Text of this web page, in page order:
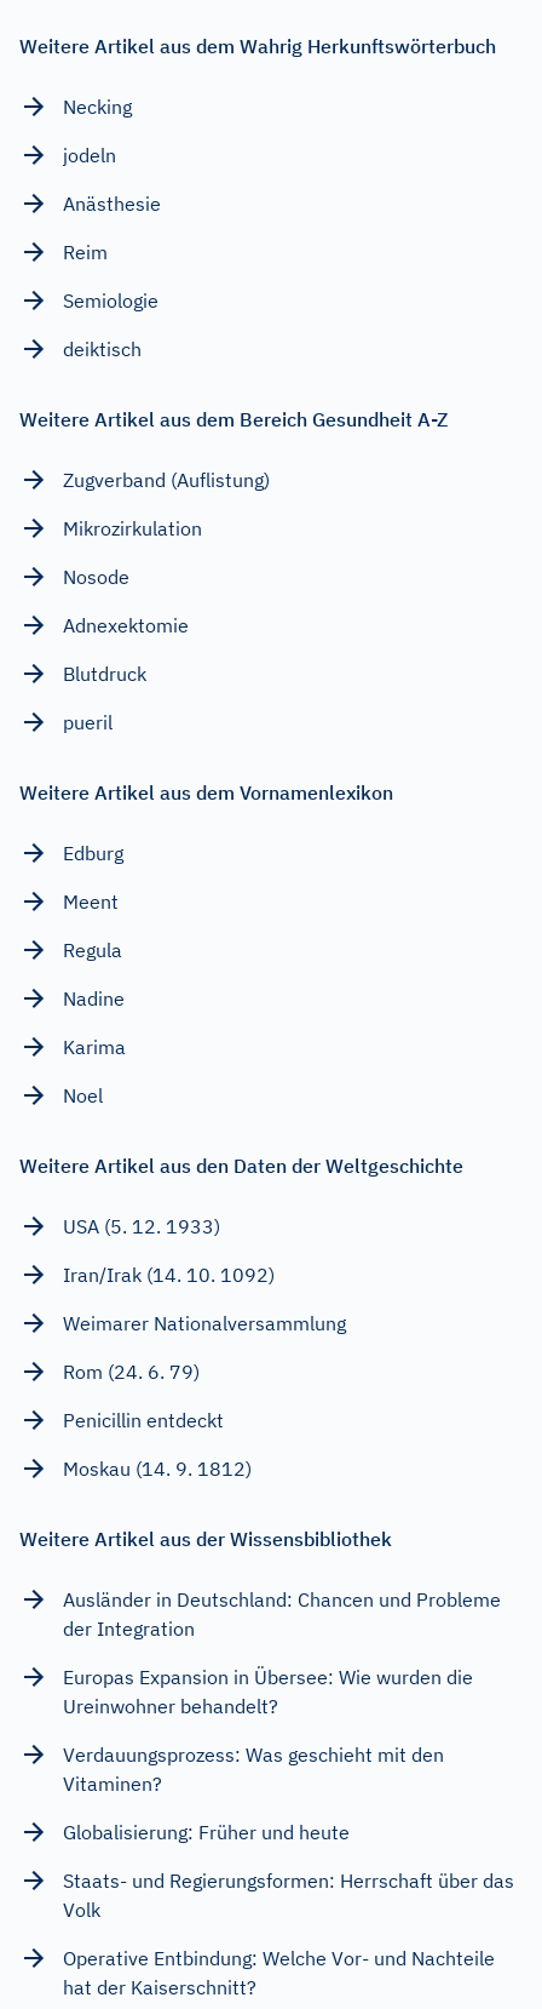
Weitere Artikel aus dem Wahrig Herkunftswörterbuch
Necking
jodeln
Anästhesie
Reim
Semiologie
deiktisch
Weitere Artikel aus dem Bereich Gesundheit A-Z
Zugverband (Auflistung)
Mikrozirkulation
Nosode
Adnexektomie
Blutdruck
pueril
Weitere Artikel aus dem Vornamenlexikon
Edburg
Meent
Regula
Nadine
Karima
Noel
Weitere Artikel aus den Daten der Weltgeschichte
USA (5. 12. 1933)
Iran/Irak (14. 10. 1092)
Weimarer Nationalversammlung
Rom (24. 6. 79)
Penicillin entdeckt
Moskau (14. 9. 1812)
Weitere Artikel aus der Wissensbibliothek
Ausländer in Deutschland: Chancen und Probleme
der Integration
Europas Expansion in Übersee: Wie wurden die
Ureinwohner behandelt?
Verdauungsprozess: Was geschieht mit den
Vitaminen?
Globalisierung: Früher und heute
Staats- und Regierungsformen: Herrschaft über das
Volk
Operative Entbindung: Welche Vor- und Nachteile
hat der Kaiserschnitt?